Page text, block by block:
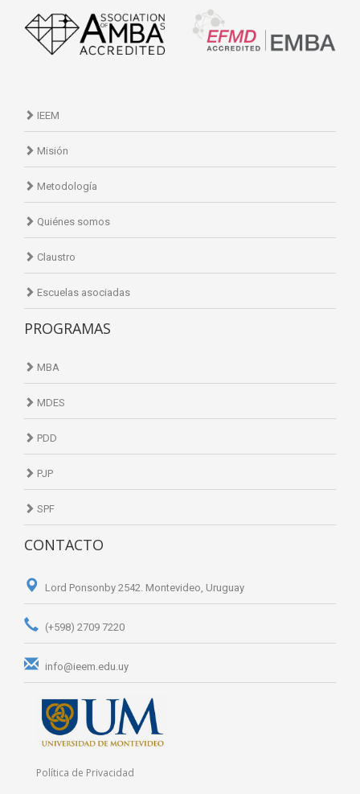
IEEM
Misión
Metodología
Quiénes somos
Claustro
Escuelas asociadas
PROGRAMAS
MBA
MDES
PDD
PJP
SPF
CONTACTO
Lord Ponsonby 2542. Montevideo, Uruguay
(+598) 2709 7220
info@ieem.edu.uy
Política de Privacidad